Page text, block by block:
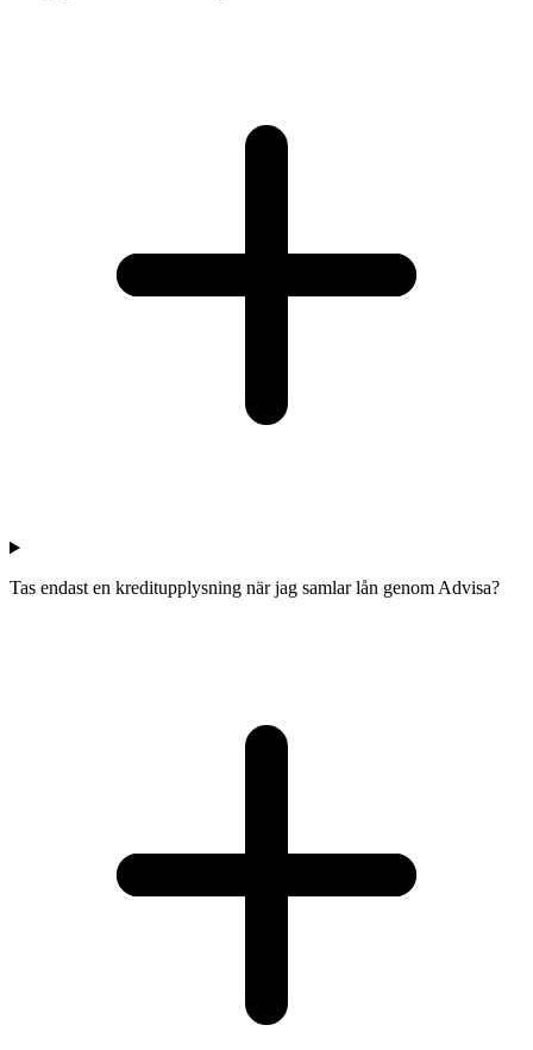
Tas endast en kreditupplysning när jag samlar lån genom Advisa?